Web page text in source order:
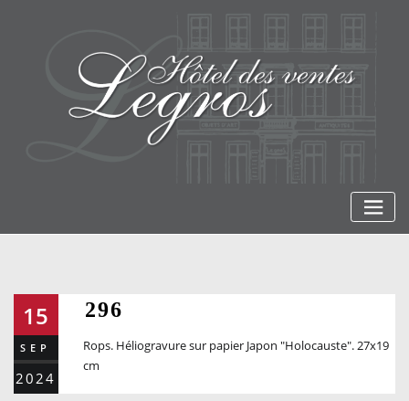
15
SEP
2024
296
Rops. Héliogravure sur papier Japon "Holocauste". 27x19
cm